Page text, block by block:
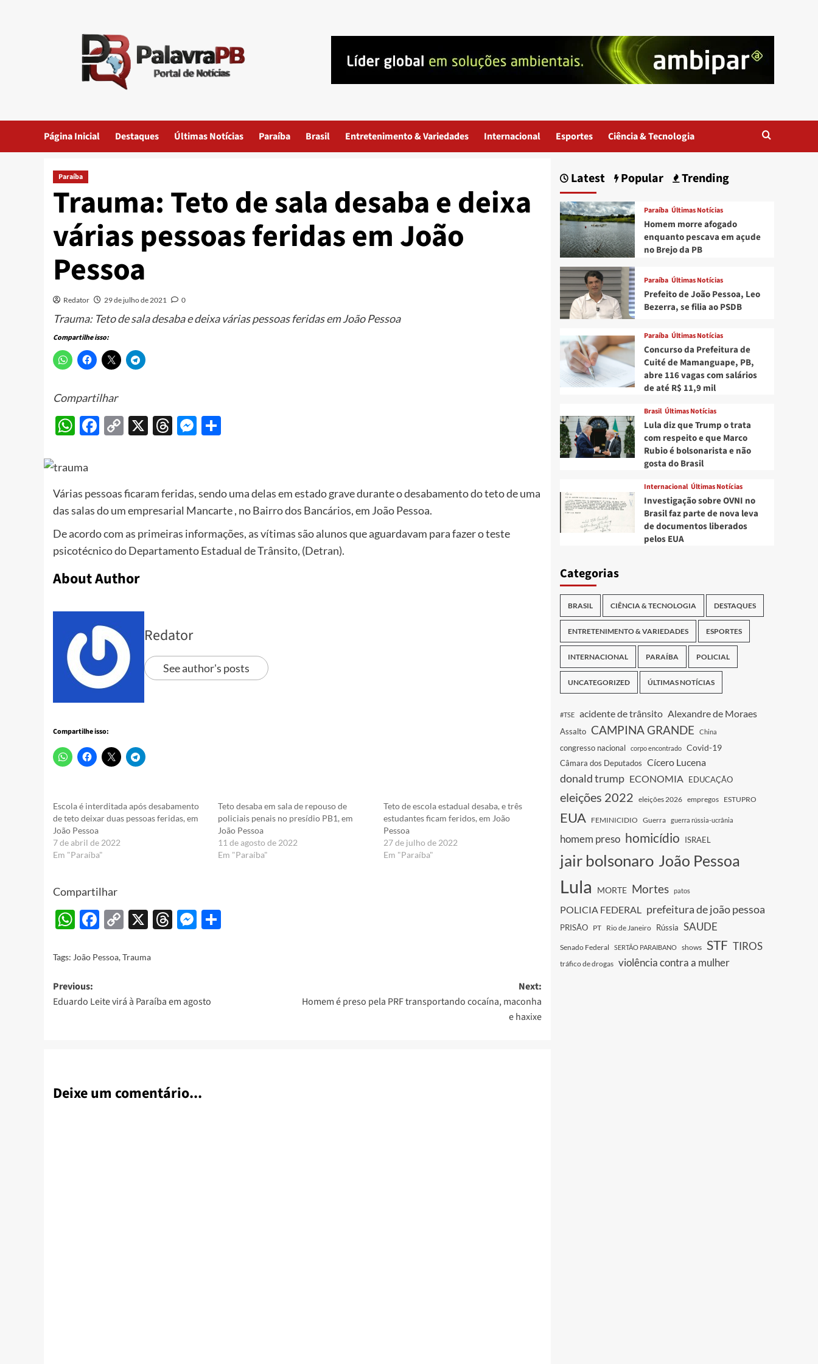
Página Inicial Destaques Últimas Notícias Paraíba Brasil Entretenimento & Variedades Internacional Esportes Ciência & Tecnologia
Paraíba
Trauma: Teto de sala desaba e deixa
várias pessoas feridas em João
Pessoa
Redator 29 de julho de 2021 0
Trauma: Teto de sala desaba e deixa várias pessoas feridas em João Pessoa
Compartilhe isso:
Compartilhar
WhatsApp
Facebook
Copy
X Threads
Messenger
Várias pessoas ficaram feridas, sendo uma delas em estado grave durante o desabamento do teto de uma
das salas do um empresarial Mancarte , no Bairro dos Bancários, em João Pessoa.
De acordo com as primeiras informações, as vítimas são alunos que aguardavam para fazer o teste
psicotécnico do Departamento Estadual de Trânsito, (Detran).
About Author
Redator
See author's posts
Compartilhe isso:
Escola é interditada após desabamento
de teto deixar duas pessoas feridas, em
João Pessoa
7 de abril de 2022
Em "Paraíba"
Teto desaba em sala de repouso de
policiais penais no presídio PB1, em
João Pessoa
11 de agosto de 2022
Em "Paraíba"
Teto de escola estadual desaba, e três
estudantes ficam feridos, em João
Pessoa
27 de julho de 2022
Em "Paraíba"
Compartilhar
WhatsApp
Facebook
Copy
X Threads
Messenger
Tags: João Pessoa,Trauma
Post
navigation
Previous:
Eduardo Leite virá à Paraíba em agosto
Next:
Homem é preso pela PRF transportando cocaína, maconha
e haxixe
Deixe um comentário...
Latest Popular Trending
Paraíba Últimas Notícias
Homem morre afogado
enquanto pescava em açude
no Brejo da PB
Paraíba Últimas Notícias
Prefeito de João Pessoa, Leo
Bezerra, se filia ao PSDB
Paraíba Últimas Notícias
Concurso da Prefeitura de
Cuité de Mamanguape, PB,
abre 116 vagas com salários
de até R$ 11,9 mil
Brasil Últimas Notícias
Lula diz que Trump o trata
com respeito e que Marco
Rubio é bolsonarista e não
gosta do Brasil
Internacional Últimas Notícias
Investigação sobre OVNI no
Brasil faz parte de nova leva
de documentos liberados
pelos EUA
Categorias
BRASIL CIÊNCIA & TECNOLOGIA DESTAQUES
ENTRETENIMENTO & VARIEDADES ESPORTES
INTERNACIONAL PARAÍBA POLICIAL
UNCATEGORIZED ÚLTIMAS NOTÍCIAS
#TSE acidente de trânsito Alexandre de Moraes
Assalto CAMPINA GRANDE China
congresso nacional corpo encontrado Covid-19
Câmara dos Deputados Cícero Lucena
donald trump ECONOMIA EDUCAÇÃO
eleições 2022 eleições 2026 empregos ESTUPRO
EUA FEMINICIDIO Guerra guerra rússia-ucrânia
homem preso homicídio ISRAEL
jair bolsonaro João Pessoa
Lula MORTE Mortes patos
POLICIA FEDERAL prefeitura de joão pessoa
PRISÃO PT Rio de Janeiro Rússia SAUDE
Senado Federal SERTÃO PARAIBANO shows STF TIROS
tráfico de drogas violência contra a mulher